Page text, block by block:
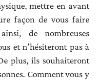
mettre en avant
façon de vous faire
de nombreuses
et n’hésiteront pas à
plus, ils souhaiteront
Comment vous y